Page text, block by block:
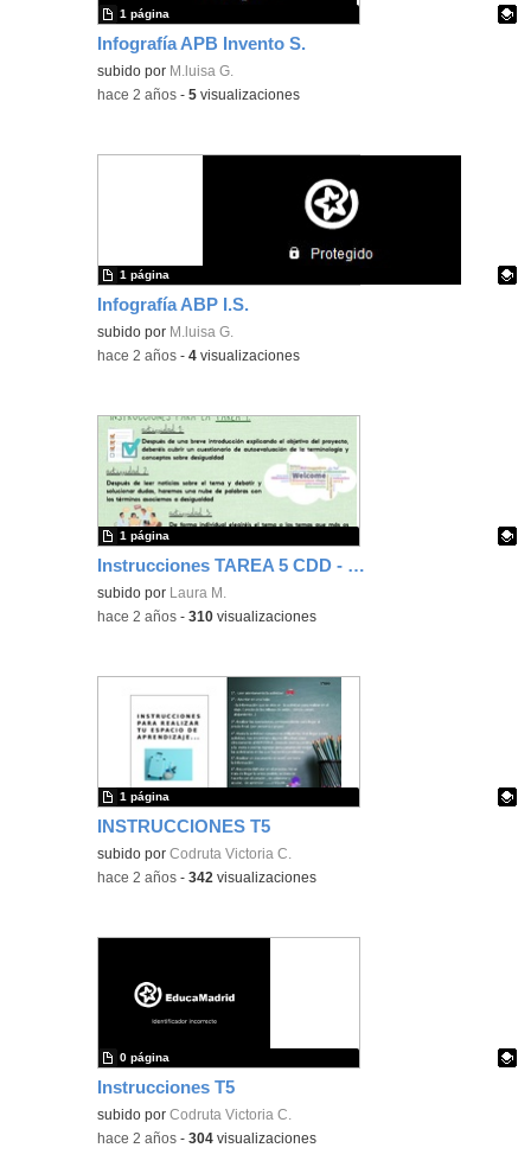
Infografía APB Invento S.
Contenido educativo.
subido por M.luisa G.
1 página
-hace 2 años -5 visualizaciones
Infografía ABP I.S.
Contenido educativo.
subido por M.luisa G.
1 página
-hace 2 años -4 visualizaciones
Instrucciones TAREA 5 CDD - Tarea 1
Contenido educativo.
subido por Laura M.
1 página
-hace 2 años -310 visualizaciones
INSTRUCCIONES T5
Contenido educativo.
subido porCodruta Victoria C.
1 página
-hace 2 años -342 visualizaciones
Instrucciones T5
Contenido educativo.
subido porCodruta Victoria C.
0 página
-hace 2 años -304 visualizaciones